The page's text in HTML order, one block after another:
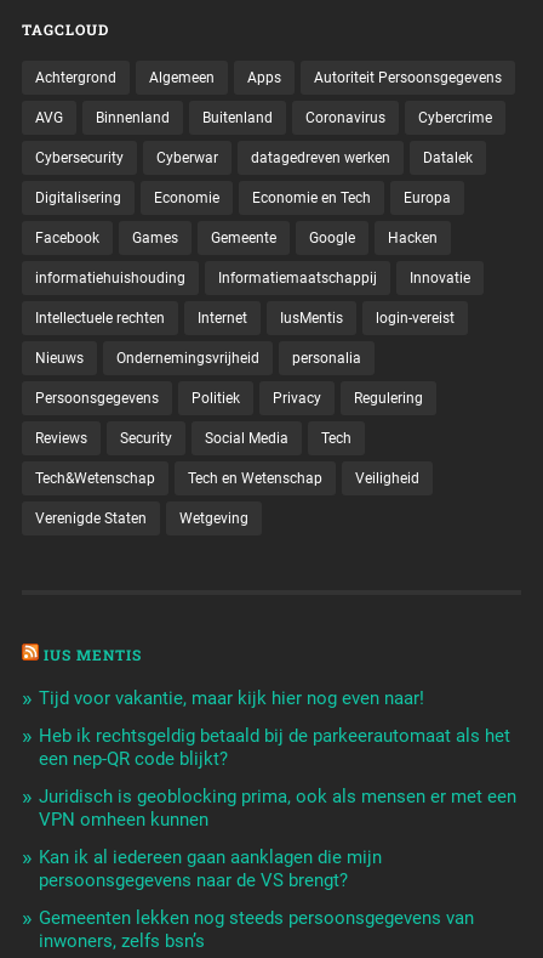
TAGCLOUD
Achtergrond Algemeen Apps Autoriteit Persoonsgegevens
AVG Binnenland Buitenland Coronavirus Cybercrime
Cybersecurity Cyberwar datagedreven werken Datalek
Digitalisering Economie Economie en Tech Europa
Facebook Games Gemeente Google Hacken
informatiehuishouding Informatiemaatschappij Innovatie
Intellectuele rechten Internet IusMentis login-vereist
Nieuws Ondernemingsvrijheid personalia
Persoonsgegevens Politiek Privacy Regulering
Reviews Security Social Media Tech
Tech&Wetenschap Tech en Wetenschap Veiligheid
Verenigde Staten Wetgeving
IUS MENTIS
Tijd voor vakantie, maar kijk hier nog even naar!
Heb ik rechtsgeldig betaald bij de parkeerautomaat als het
een nep-QR code blijkt?
Juridisch is geoblocking prima, ook als mensen er met een
VPN omheen kunnen
Kan ik al iedereen gaan aanklagen die mijn
persoonsgegevens naar de VS brengt?
Gemeenten lekken nog steeds persoonsgegevens van
inwoners, zelfs bsn’s